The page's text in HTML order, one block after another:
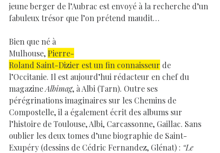
jeune berger de l’Aubrac est envoyé à la recherche d’un
fabuleux trésor que l’on prétend maudit…
Bien que né à
Mulhouse, Pierre-
Roland Saint-Dizier est un fin connaisseur de
l’Occitanie. Il est aujourd’hui rédacteur en chef du
magazineAlbimag, à Albi (Tarn). Outre ses
pérégrinations imaginaires sur les Chemins de
Compostelle, il a également écrit des albums sur
l’histoire de Toulouse, Albi, Carcassonne, Gaillac. Sans
oublier les deux tomes d’une biographie de Saint-
Exupéry (dessins de Cédric Fernandez, Glénat) : “Le